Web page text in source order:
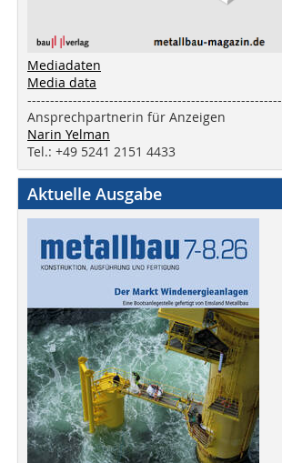
Mediadaten
Media data
--------------------------------------------------------
Ansprechpartnerin für Anzeigen
Narin Yelman
Tel.: +49 5241 2151 4433
Aktuelle Ausgabe